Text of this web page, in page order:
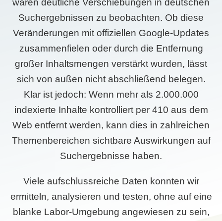
waren deutliche Verschiebungen in deutschen
Suchergebnissen zu beobachten. Ob diese
Veränderungen mit offiziellen Google-Updates
zusammenfielen oder durch die Entfernung
großer Inhaltsmengen verstärkt wurden, lässt
sich von außen nicht abschließend belegen.
Klar ist jedoch: Wenn mehr als 2.000.000
indexierte Inhalte kontrolliert per 410 aus dem
Web entfernt werden, kann dies in zahlreichen
Themenbereichen sichtbare Auswirkungen auf
Suchergebnisse haben.
Viele aufschlussreiche Daten konnten wir
ermitteln, analysieren und testen, ohne auf eine
blanke Labor-Umgebung angewiesen zu sein,